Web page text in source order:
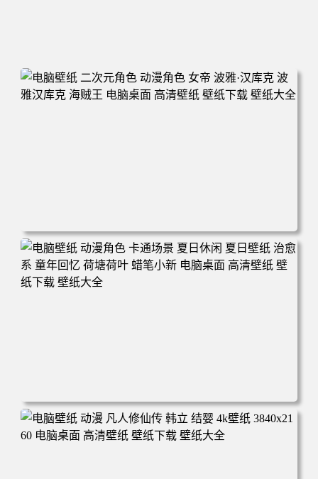
电脑壁纸 二次元角色 动漫角色 女帝 波雅·汉库克 波雅汉库
克 海贼王 电脑桌面 高清壁纸 壁纸下载 壁纸大全
电脑壁纸 动漫角色 卡通场景 夏日休闲 夏日壁纸 治愈系 童
年回忆 荷塘荷叶 蜡笔小新 电脑桌面 高清壁纸 壁纸下载 壁